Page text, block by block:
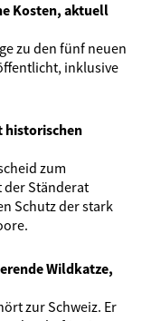
Kosten, aktuell
zu den fünf neuen
inklusive
historischen
zum
der Ständerat
Schutz der stark
Wildkatze,
zur Schweiz. Er